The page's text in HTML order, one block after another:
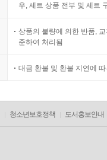
우, 세트 상품 전부 및 세트
상품의 불량에 의한 반품,
준하여 처리됨
대금 환불 및 환불 지연에
청소년보호정책 도서홍보안내